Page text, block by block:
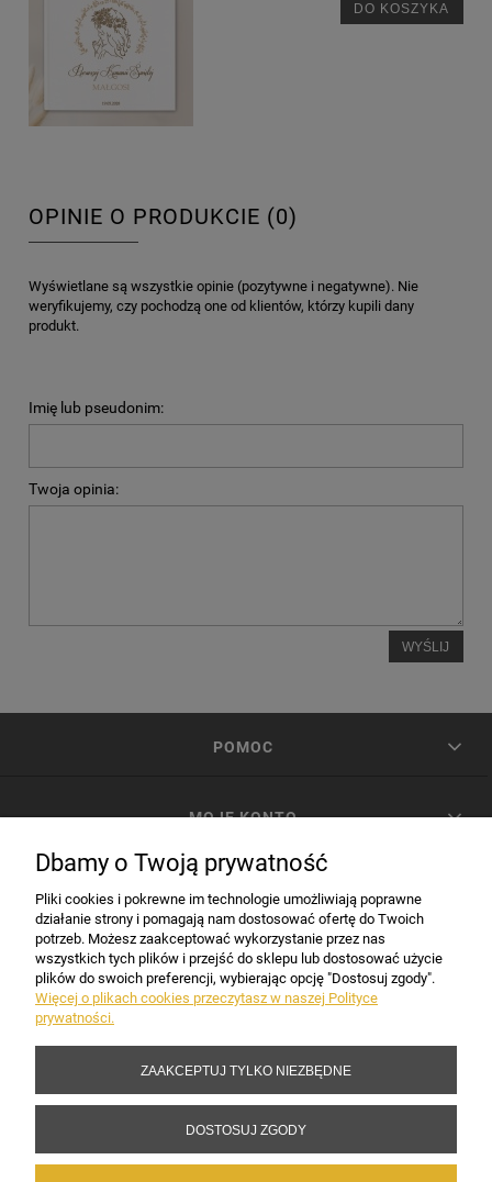
DO KOSZYKA
OPINIE O PRODUKCIE (0)
Wyświetlane są wszystkie opinie (pozytywne i negatywne). Nie
weryfikujemy, czy pochodzą one od klientów, którzy kupili dany
produkt.
Imię lub pseudonim:
Twoja opinia:
WYŚLIJ
POMOC
MOJE KONTO
INFORMACJE
Copyright 2017-2026 Sakramento.pl
Dbamy o Twoją prywatność
Pliki cookies i pokrewne im technologie umożliwiają poprawne
działanie strony i pomagają nam dostosować ofertę do Twoich
potrzeb. Możesz zaakceptować wykorzystanie przez nas
wszystkich tych plików i przejść do sklepu lub dostosować użycie
plików do swoich preferencji, wybierając opcję "Dostosuj zgody".
Więcej o plikach cookies przeczytasz w naszej Polityce
prywatności.
ZAAKCEPTUJ TYLKO NIEZBĘDNE
DOSTOSUJ ZGODY